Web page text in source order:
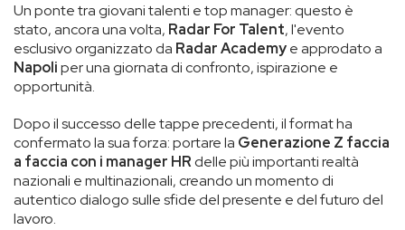
Un ponte tra giovani talenti e top manager: questo è
stato, ancora una volta, Radar For Talent, l'evento
esclusivo organizzato da Radar Academye approdato a
Napoliper una giornata di confronto, ispirazione e
opportunità.
Dopo il successo delle tappe precedenti, il format ha
confermato la sua forza: portare la Generazione Z faccia
a faccia con i manager HR delle più importanti realtà
nazionali e multinazionali, creando un momento di
autentico dialogo sulle sfide del presente e del futuro del
lavoro.